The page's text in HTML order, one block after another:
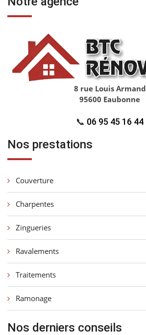
8 rue Louis Armand
95600 Eaubonne
📞 06 95 45 16 44
Nos prestations
Couverture
Charpentes
Zingueries
Ravalements
Traitements
Ramonage
Nos derniers conseils